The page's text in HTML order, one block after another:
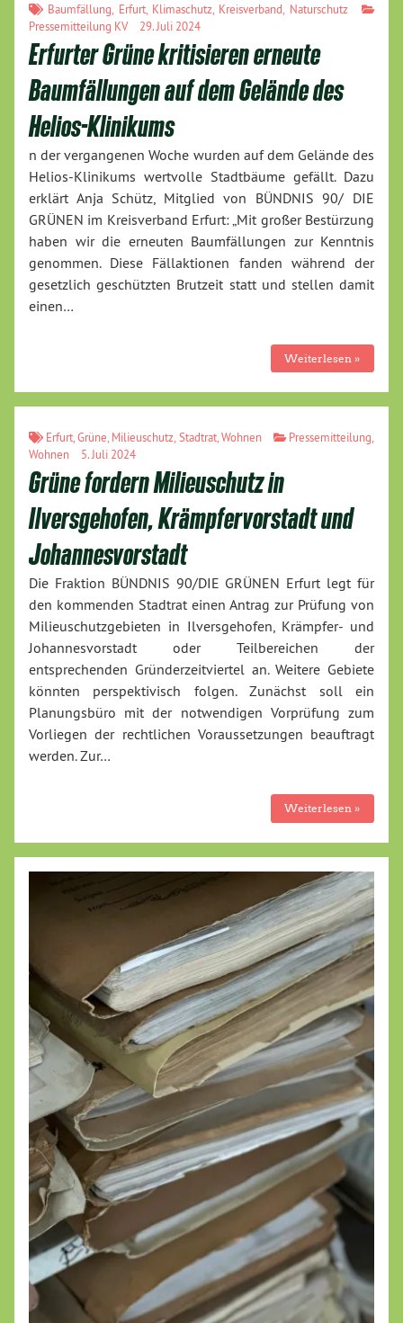
Baumfällung Erfurt, Klimaschutz Kreisverband
Naturschutz
Pressemitteilung KV
29. Juli 2024
Erfurter Grüne kritisieren erneute
Baumfällungen auf dem Gelände des
Helios-Klinikums
n der vergangenen Woche wurden auf dem Gelände des
Helios-Klinikums wertvolle Stadtbäume gefällt. Dazu
erklärt Anja Schütz, Mitglied von BÜNDNIS 90/ DIE
GRÜNEN im Kreisverband Erfurt: „Mit großer Bestürzung
haben wir die erneuten Baumfällungen zur Kenntnis
genommen. Diese Fällaktionen fanden während der
gesetzlich geschützten Brutzeit statt und stellen damit
einen…
Weiterlesen »
Erfurt ,Grüne Milieuschutz Stadtrat, Wohnen Pressemitteilung
Wohnen
5. Juli 2024
Grüne fordern Milieuschutz in
Ilversgehofen, Krämpfervorstadt und
Johannesvorstadt
Die Fraktion BÜNDNIS 90/DIE GRÜNEN Erfurt legt für
den kommenden Stadtrat einen Antrag zur Prüfung von
Milieuschutzgebieten in Ilversgehofen, Krämpfer- und
Johannesvorstadt oder Teilbereichen der
entsprechenden Gründerzeitviertel an. Weitere Gebiete
könnten perspektivisch folgen. Zunächst soll ein
Planungsbüro mit der notwendigen Vorprüfung zum
Vorliegen der rechtlichen Voraussetzungen beauftragt
werden. Zur…
Weiterlesen »